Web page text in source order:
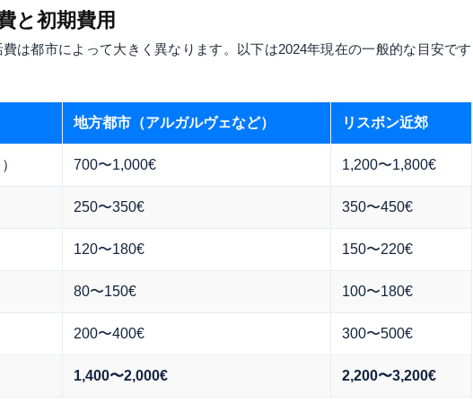
と初期費用
は都市によって大きく異なります。以下は2024年現在の一般的な目安です
地方都市（アルガルヴェなど） リスボン近郊
700〜1,000€ 1,200〜1,800€
250〜350€ 350〜450€
120〜180€ 150〜220€
80〜150€ 100〜180€
200〜400€ 300〜500€
1,400〜2,000€ 2,200〜3,200€